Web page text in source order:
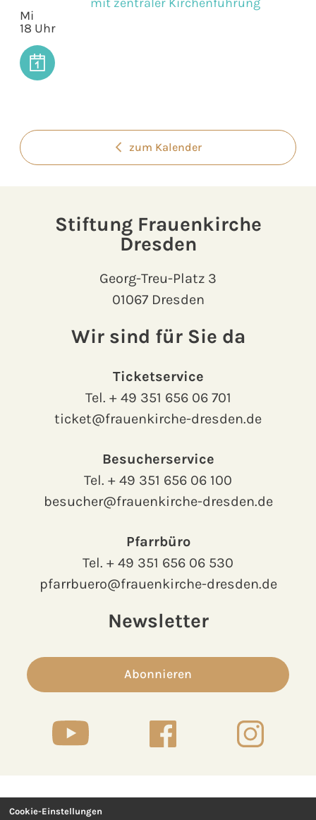
Mi
18 Uhr
zum Kalender
Stiftung Frauenkirche
Dresden
Georg-Treu-Platz 3
01067 Dresden
Wir sind für Sie da
Ticketservice
Tel. + 49 351 656 06 701
ticket@frauenkirche-dresden.de
Besucherservice
Tel. + 49 351 656 06 100
besucher@frauenkirche-dresden.de
Pfarrbüro
Tel. + 49 351 656 06 530
pfarrbuero@frauenkirche-dresden.de
Newsletter
Abonnieren
Kontakt
Cookie-Einstellungen